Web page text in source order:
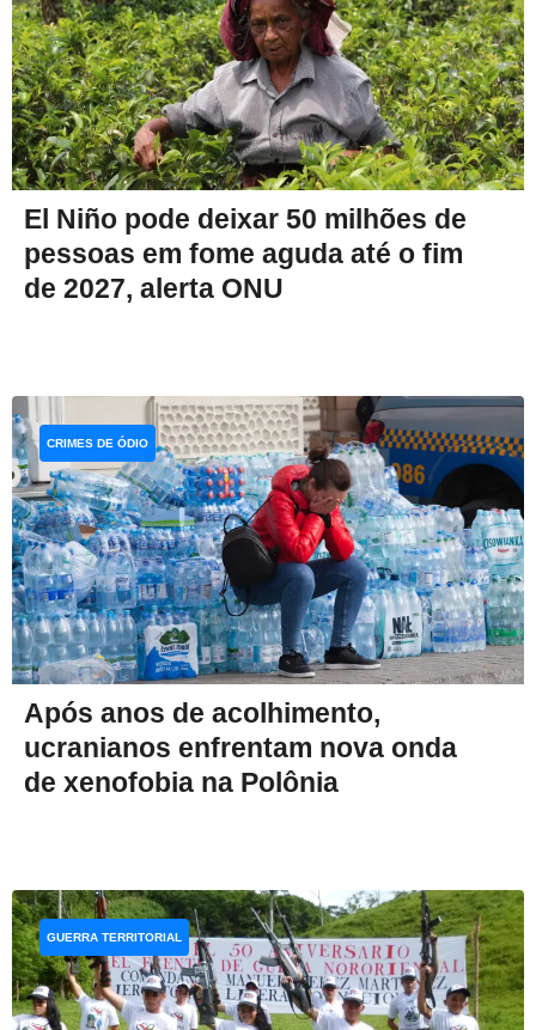
El Niño pode deixar 50 milhões de
pessoas em fome aguda até o fim
de 2027, alerta ONU
Após anos de acolhimento,
ucranianos enfrentam nova onda
de xenofobia na Polônia
CRIMES DE ÓDIO
GUERRA TERRITORIAL